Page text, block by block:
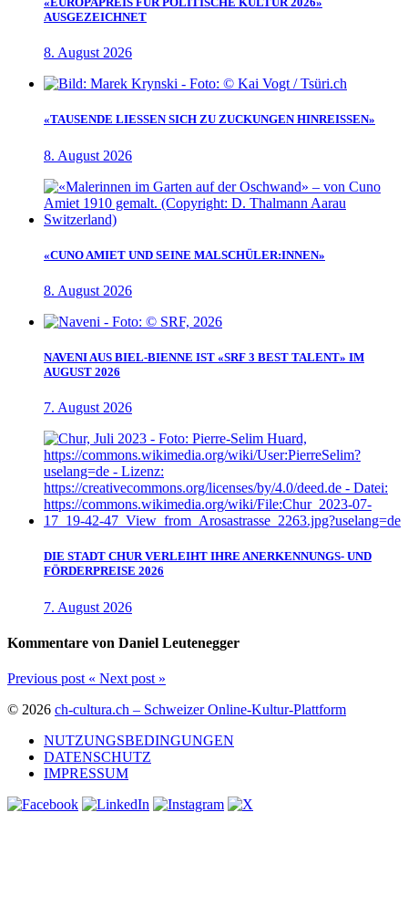
AUSGEZEICHNET
8. August 2026
«TAUSENDE LIESSEN SICH ZU ZUCKUNGEN HINREISSEN»
8. August 2026
«CUNO AMIET UND SEINE MALSCHÜLER:INNEN»
8. August 2026
NAVENI AUS BIEL-BIENNE IST «SRF 3 BEST TALENT» IM
AUGUST 2026
7. August 2026
DIE STADT CHUR VERLEIHT IHRE ANERKENNUNGS- UND
FÖRDERPREISE 2026
7. August 2026
Kommentare von Daniel Leutenegger
Previous post « Next post »
© 2026 ch-cultura.ch – Schweizer Online-Kultur-Plattform
NUTZUNGSBEDINGUNGEN
DATENSCHUTZ
IMPRESSUM